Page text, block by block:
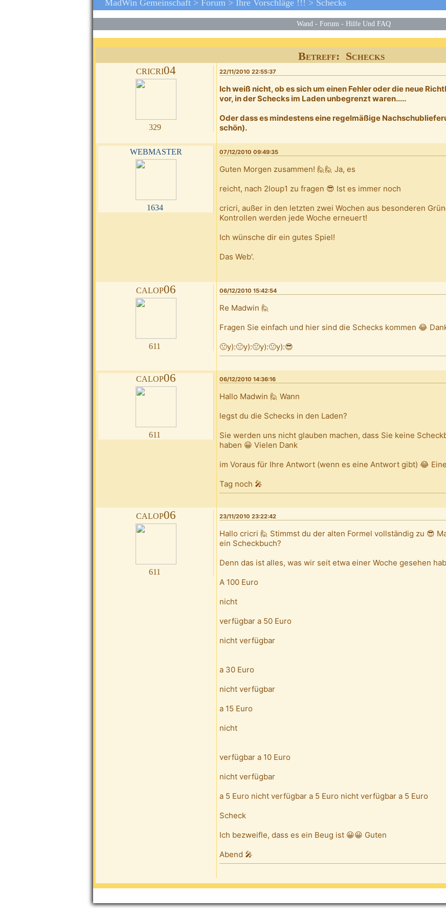
MadWin Gemeinschaft > Forum > Ihre Vorschläge !!! > Schecks
Wand - Forum - Hilfe Und FAQ
Betreff: Schecks
cricri04
329
22/11/2010 22:55:37
Ich weiß nicht, ob es sich um einen Fehler oder die neue
vor, in der Schecks im Laden unbegrenzt waren.....
Oder dass es mindestens eine regelmäßige
schön).
webmaster
1634
07/12/2010 09:49:35
Guten Morgen zusammen! 🙋🙋 Ja, es
reicht, nach 2loup1 zu fragen 😎 Ist es immer noch
cricri, außer in den letzten zwei Wochen aus besonderen
Kontrollen werden jede Woche erneuert!
Ich wünsche dir ein gutes Spiel!
Das Web'.
calop06
611
06/12/2010 15:42:54
Re Madwin 🙋
Fragen Sie einfach und hier sind die Schecks kommen 😂
🙁y):🙁y):🙁y):🙁y):😎
calop06
611
06/12/2010 14:36:16
Hallo Madwin 🙋 Wann
legst du die Schecks in den Laden?
Sie werden uns nicht glauben machen, dass Sie keine
haben 😀 Vielen Dank
im Voraus für Ihre Antwort (wenn es eine Antwort gibt) 😂
Tag noch 🎤
calop06
611
23/11/2010 23:22:42
Hallo cricri 🙋 Stimmst du der alten Formel vollständig zu 😎
ein Scheckbuch?
Denn das ist alles, was wir seit etwa einer Woche gesehen
A 100 Euro
nicht
verfügbar a 50 Euro
nicht verfügbar
a 30 Euro
nicht verfügbar
a 15 Euro
nicht
verfügbar a 10 Euro
nicht verfügbar
a 5 Euro nicht verfügbar a 5 Euro nicht verfügbar a 5 Euro
Scheck
Ich bezweifle, dass es ein Beug ist 😀😀 Guten
Abend 🎤